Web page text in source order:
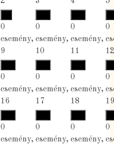
0
esemény,
9
0
esemény,
10
0
esemény,
11
0
12
0
esemény,
16
0
esemény,
17
0
esemény,
18
0
19
0
esemény,
0
esemény,
0
esemény,
0